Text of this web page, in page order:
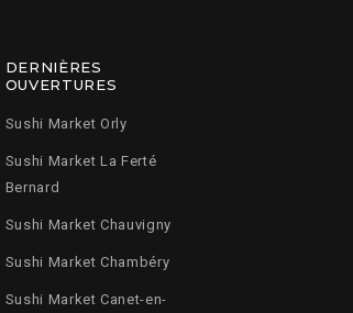
DERNIÈRES
OUVERTURES
Sushi Market Orly
Sushi Market La Ferté
Bernard
Sushi Market Chauvigny
Sushi Market Chambéry
Sushi Market Canet-en-